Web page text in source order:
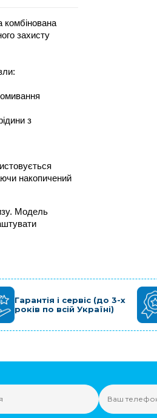
захисту
з
накопичений
Модель
Гарантія і сервіс (до 3-х
років по всій Україні)